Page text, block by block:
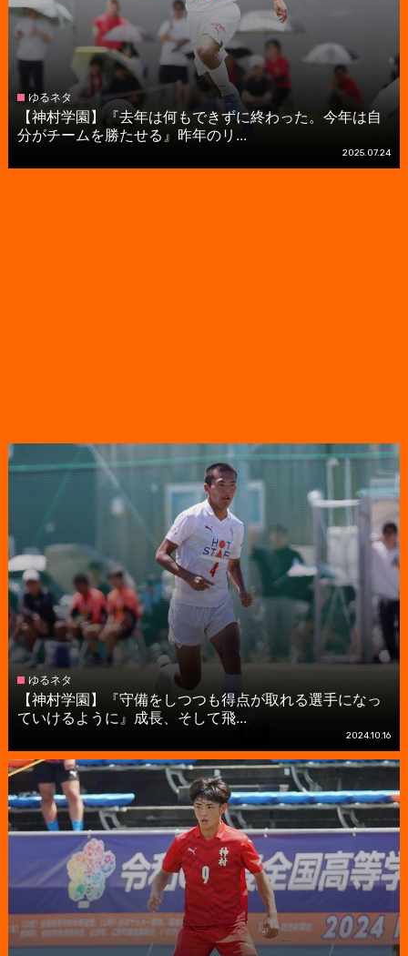
ゆるネタ
【神村学園】『去年は何もできずに終わった。今年は自
分がチームを勝たせる』昨年のリ...
2025.07.24
ゆるネタ
【神村学園】『守備をしつつも得点が取れる選手になっ
ていけるように』成長、そして飛...
2024.10.16